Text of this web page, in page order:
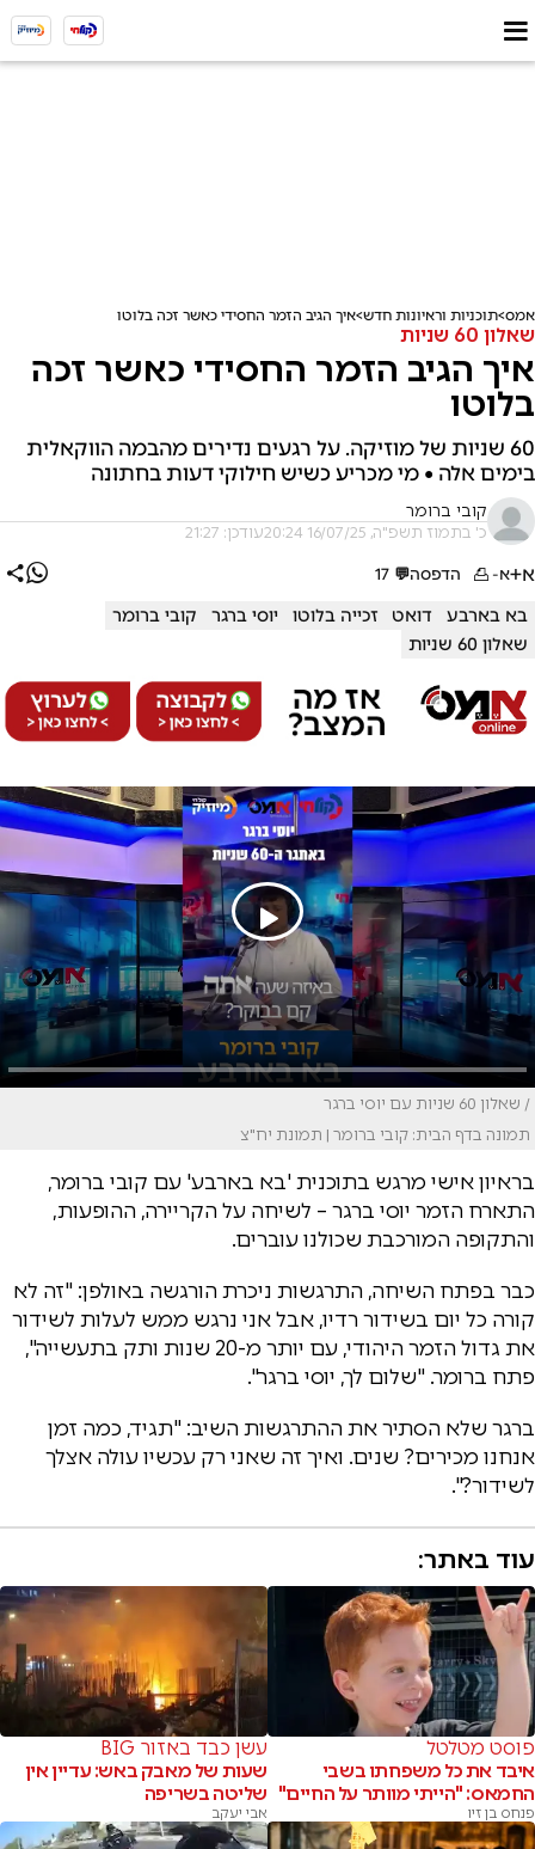
אמס תוכניות וראיונות חדש איך הגיב הזמר החסידי כאשר זכה בלוטו
שאלון 60 שניות
איך הגיב הזמר החסידי כאשר זכה
בלוטו
60 שניות של מוזיקה. על רגעים נדירים מהבמה הווקאלית
בימים אלה • מי מכריע כשיש חילוקי דעות בחתונה
קובי ברומר
כ' בתמוז תשפ"ה, 16/07/25 20:24 עודכן: 21:27
א+א- הדפסה💬
17
בא בארבע דואט זכייה בלוטו יוסי ברגר
קובי ברומר
שאלון 60 שניות
/ שאלון 60 שניות עם יוסי ברגר
תמונה בדף הבית: קובי ברומר | תמונת יח"צ
בראיון אישי מרגש בתוכנית 'בא בארבע' עם קובי ברומר,
התארח הזמר יוסי ברגר – לשיחה על הקריירה, ההופעות,
והתקופה המורכבת שכולנו עוברים.
כבר בפתח השיחה, התרגשות ניכרת הורגשה באולפן: "זה לא
קורה כל יום בשידור רדיו, אבל אני נרגש ממש לעלות לשידור
את גדול הזמר היהודי, עם יותר מ-20 שנות ותק בתעשייה",
פתח ברומר. "שלום לך, יוסי ברגר".
ברגר שלא הסתיר את ההתרגשות השיב: "תגיד, כמה זמן
אנחנו מכירים? שנים. ואיך זה שאני רק עכשיו עולה אצלך
לשידור?".
עוד באתר:
פוסט מטלטל
איבד את כל משפחתו בשבי
החמאס: "הייתי מוותר על החיים"
פנחס בן זיו
עשן כבד באזור BIG
שעות של מאבק באש: עדיין אין
שליטה בשריפה
אבי יעקב